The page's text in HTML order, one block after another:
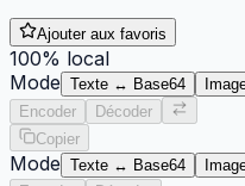
Ajouter aux favoris
100% local
Mode Texte ↔ Base64
Encoder
Décoder
Copier
Mode Texte ↔ Base64